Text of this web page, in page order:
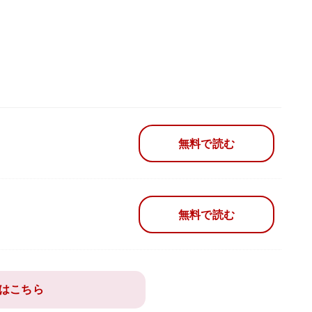
無料で読む
無料で読む
こちら